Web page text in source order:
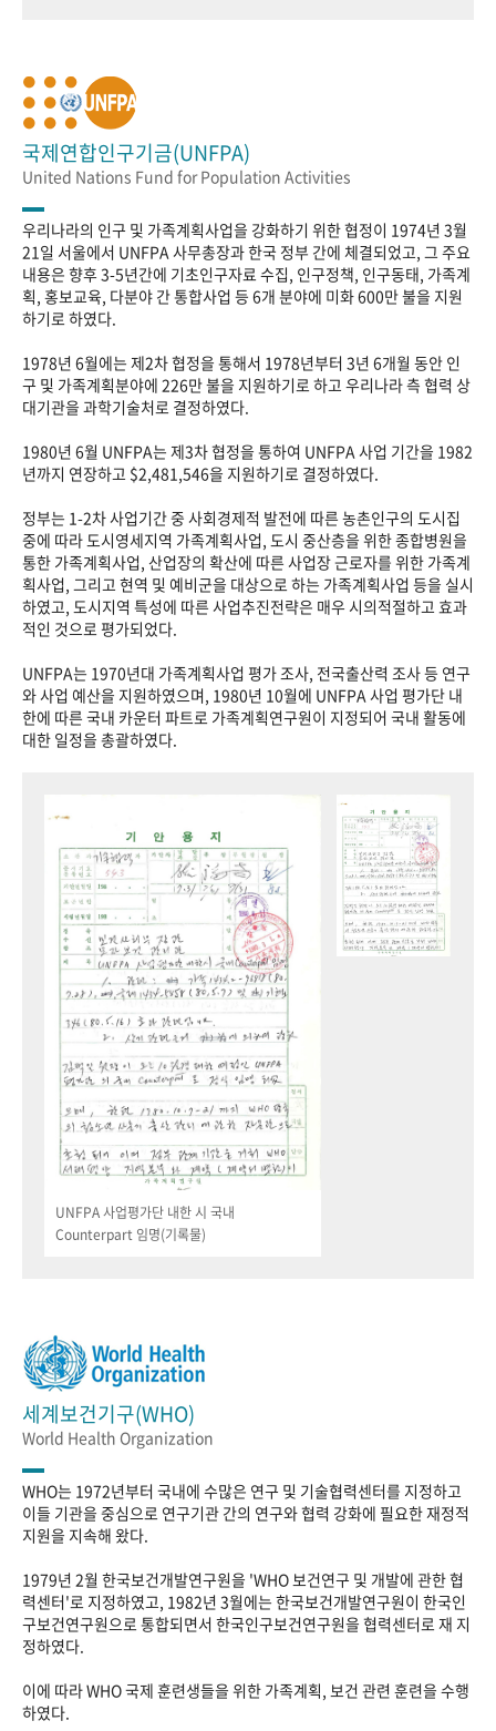
국제연합인구기금(UNFPA)
United Nations Fund for Population Activities
우리나라의 인구 및 가족계획사업을 강화하기 위한 협정이 1974년 3월
21일 서울에서 UNFPA 사무총장과 한국 정부 간에 체결되었고, 그 주요
내용은 향후 3-5년간에 기초인구자료 수집, 인구정책, 인구동태, 가족계
획, 홍보교육, 다분야 간 통합사업 등 6개 분야에 미화 600만 불을 지원
하기로 하였다.
1978년 6월에는 제2차 협정을 통해서 1978년부터 3년 6개월 동안 인
구 및 가족계획분야에 226만 불을 지원하기로 하고 우리나라 측 협력 상
대기관을 과학기술처로 결정하였다.
1980년 6월 UNFPA는 제3차 협정을 통하여 UNFPA 사업 기간을 1982
년까지 연장하고 $2,481,546을 지원하기로 결정하였다.
정부는 1-2차 사업기간 중 사회경제적 발전에 따른 농촌인구의 도시집
중에 따라 도시영세지역 가족계획사업, 도시 중산층을 위한 종합병원을
통한 가족계획사업, 산업장의 확산에 따른 사업장 근로자를 위한 가족계
획사업, 그리고 현역 및 예비군을 대상으로 하는 가족계획사업 등을 실시
하였고, 도시지역 특성에 따른 사업추진전략은 매우 시의적절하고 효과
적인 것으로 평가되었다.
UNFPA는 1970년대 가족계획사업 평가 조사, 전국출산력 조사 등 연구
와 사업 예산을 지원하였으며, 1980년 10월에 UNFPA 사업 평가단 내
한에 따른 국내 카운터 파트로 가족계획연구원이 지정되어 국내 활동에
대한 일정을 총괄하였다.
UNFPA 사업평가단 내한 시 국내
Counterpart 임명(기록물)
세계보건기구(WHO)
World Health Organization
WHO는 1972년부터 국내에 수많은 연구 및 기술협력센터를 지정하고
이들 기관을 중심으로 연구기관 간의 연구와 협력 강화에 필요한 재정적
지원을 지속해 왔다.
1979년 2월 한국보건개발연구원을 'WHO 보건연구 및 개발에 관한 협
력센터'로 지정하였고, 1982년 3월에는 한국보건개발연구원이 한국인
구보건연구원으로 통합되면서 한국인구보건연구원을 협력센터로 재 지
정하였다.
이에 따라 WHO 국제 훈련생들을 위한 가족계획, 보건 관련 훈련을 수행
하였다.